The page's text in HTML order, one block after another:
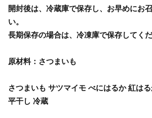
開封後は、冷蔵庫で保存し、お早めにお
い。
長期保存の場合は、冷凍庫で保存してくだ
原材料：さつまいも
さつまいも サツマイモ べにはるか 紅は
平干し 冷蔵